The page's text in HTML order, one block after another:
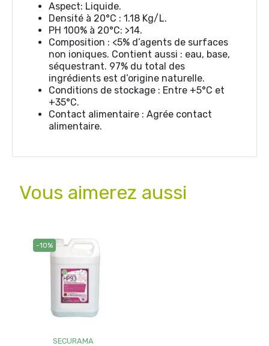
Aspect: Liquide.
Densité à 20°C : 1.18 Kg/L.
PH 100% à 20°C: >14.
Composition : <5% d’agents de surfaces
non ioniques. Contient aussi : eau, base,
séquestrant. 97% du total des
ingrédients est d’origine naturelle.
Conditions de stockage : Entre +5°C et
+35°C.
Contact alimentaire : Agrée contact
alimentaire.
Vous aimerez aussi
-10%
SECURAMA